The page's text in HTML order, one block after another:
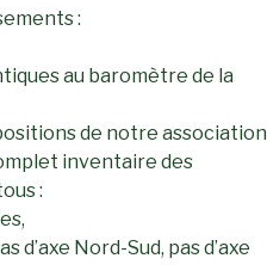
:
au baromètre de la
de notre association
inventaire des
:
Nord-Sud, pas d’axe